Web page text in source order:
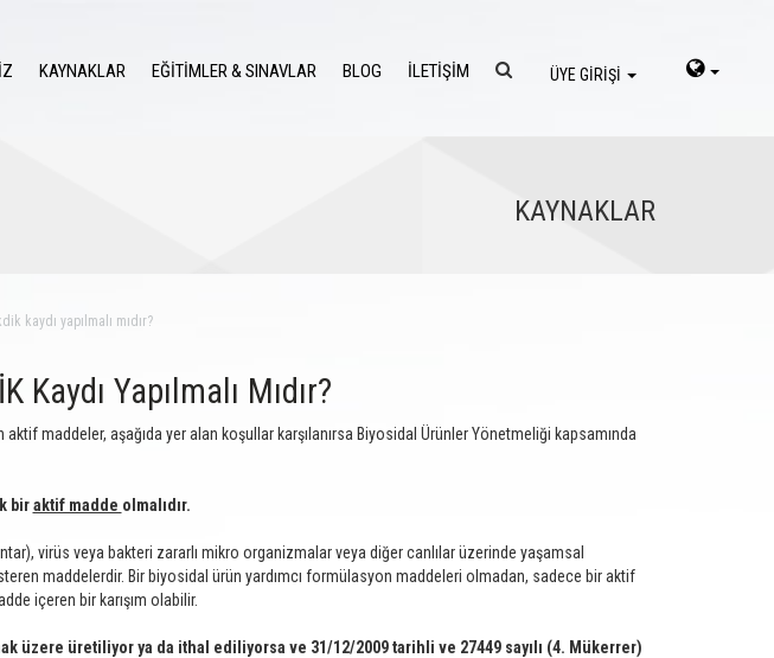
KAYNAKLAR EĞİTİMLER & SINAVLAR BLOG İLETİŞİM ÜYE GİRİŞİ
KAYNAKLAR
kaydı yapılmalı mıdır?
Yapılmalı Mıdır?
maddeler, aşağıda yer alan koşullar karşılanırsa Biyosidal Ürünler Yönetmeliği kapsamında
biraktif madde olmalıdır.
virüs veya bakteri zararlı mikro organizmalar veya diğer canlılar üzerinde yaşamsal
maddelerdir. Bir biyosidal ürün yardımcı formülasyon maddeleri olmadan, sadece bir aktif
içeren bir karışım olabilir.
üzere üretiliyor ya da ithal ediliyorsa ve 31/12/2009 tarihli ve 27449 sayılı (4. Mükerrer)